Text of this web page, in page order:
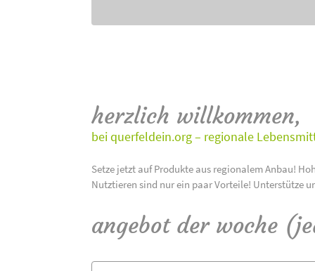
herzlich willkommen,
bei querfeldein.org – regionale
Setze jetzt auf Produkte aus regionalem Anbau!
Nutztieren sind nur ein paar Vorteile! Unterstütze
angebot der woche